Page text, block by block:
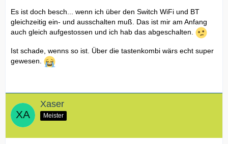
Es ist doch besch... wenn ich über den Switch WiFi und BT
gleichzeitig ein- und ausschalten muß. Das ist mir am Anfang
auch gleich aufgestossen und ich hab das abgeschalten.
Ist schade, wenns so ist. Über die tastenkombi wärs echt super
gewesen.
Xaser
Meister